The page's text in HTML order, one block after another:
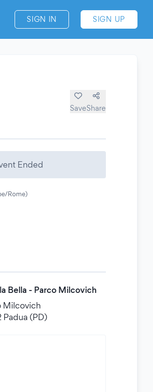
SIGN IN SIGN UP
SaveShare
Ended
Rome)
Bella - Parco Milcovich
Milcovich
Padua (PD)